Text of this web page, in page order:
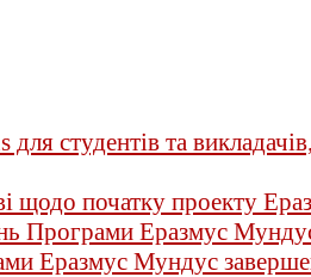
студентів та
щодо початку проекту
Програми Еразмус
Еразмус Мундус